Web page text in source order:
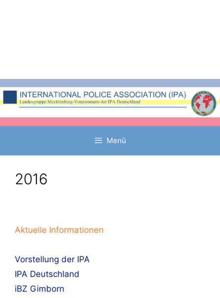
Menü
2016
Aktuelle Informationen
Vorstellung der IPA
IPA Deutschland
iBZ Gimborn